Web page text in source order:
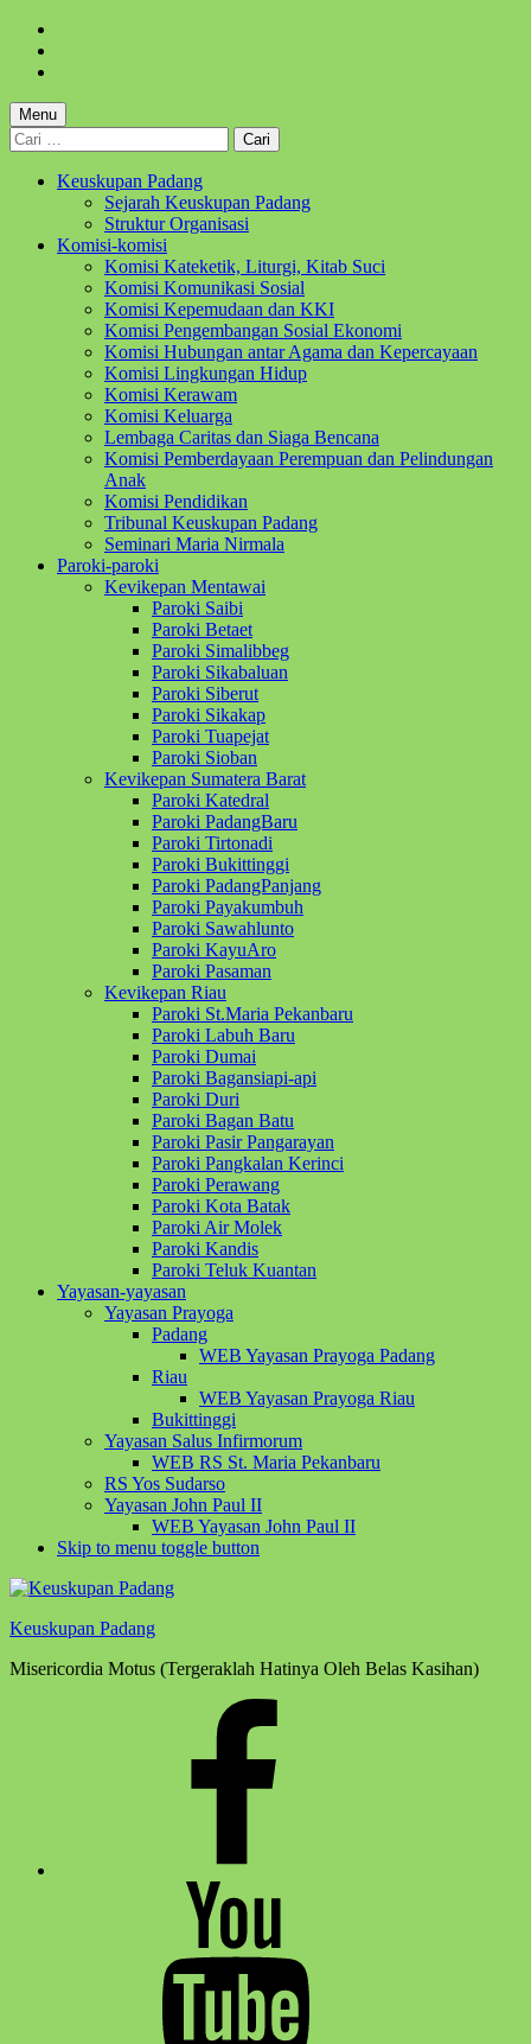
content
footer
Menu
Cari
untuk:
Keuskupan Padang
Sejarah Keuskupan Padang
Struktur Organisasi
Komisi-komisi
Komisi Kateketik, Liturgi, Kitab Suci
Komisi Komunikasi Sosial
Komisi Kepemudaan dan KKI
Komisi Pengembangan Sosial Ekonomi
Komisi Hubungan antar Agama dan Kepercayaan
Komisi Lingkungan Hidup
Komisi Kerawam
Komisi Keluarga
Lembaga Caritas dan Siaga Bencana
Komisi Pemberdayaan Perempuan dan Pelindungan
Anak
Komisi Pendidikan
Tribunal Keuskupan Padang
Seminari Maria Nirmala
Paroki-paroki
Kevikepan Mentawai
Paroki Saibi
Paroki Betaet
Paroki Simalibbeg
Paroki Sikabaluan
Paroki Siberut
Paroki Sikakap
Paroki Tuapejat
Paroki Sioban
Kevikepan Sumatera Barat
Paroki Katedral
Paroki PadangBaru
Paroki Tirtonadi
Paroki Bukittinggi
Paroki PadangPanjang
Paroki Payakumbuh
Paroki Sawahlunto
Paroki KayuAro
Paroki Pasaman
Kevikepan Riau
Paroki St.Maria Pekanbaru
Paroki Labuh Baru
Paroki Dumai
Paroki Bagansiapi-api
Paroki Duri
Paroki Bagan Batu
Paroki Pasir Pangarayan
Paroki Pangkalan Kerinci
Paroki Perawang
Paroki Kota Batak
Paroki Air Molek
Paroki Kandis
Paroki Teluk Kuantan
Yayasan-yayasan
Yayasan Prayoga
Padang
WEB Yayasan Prayoga Padang
Riau
WEB Yayasan Prayoga Riau
Bukittinggi
Yayasan Salus Infirmorum
WEB RS St. Maria Pekanbaru
RS Yos Sudarso
Yayasan John Paul II
WEB Yayasan John Paul II
Skip to menu toggle button
Keuskupan Padang
Misericordia Motus (Tergeraklah Hatinya Oleh Belas Kasihan)